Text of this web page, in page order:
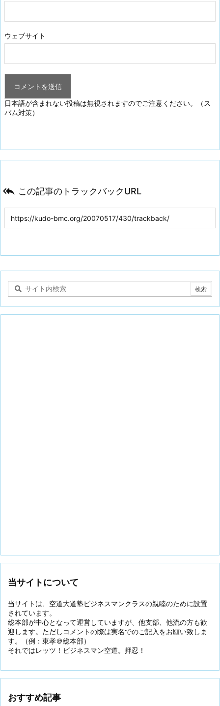
ウェブサイト
日本語が含まれない投稿は無視されますのでご注意ください。（ス
パム対策）
 この記事のトラックバックURL
当サイトについて
当サイトは、空道大道塾ビジネスマンクラスの親睦のために設置
されています。
総本部が中心となって運営していますが、他支部、他流の方も歓
迎します。ただしコメントの際は実名でのご記入をお願い致しま
す。（例：東孝＠総本部）
それではレッツ！ビジネスマン空道。押忍！
おすすめ記事